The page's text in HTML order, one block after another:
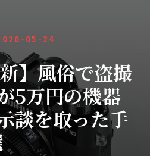
05-24
】風俗で盗撮
5万円の機器
談を取った手